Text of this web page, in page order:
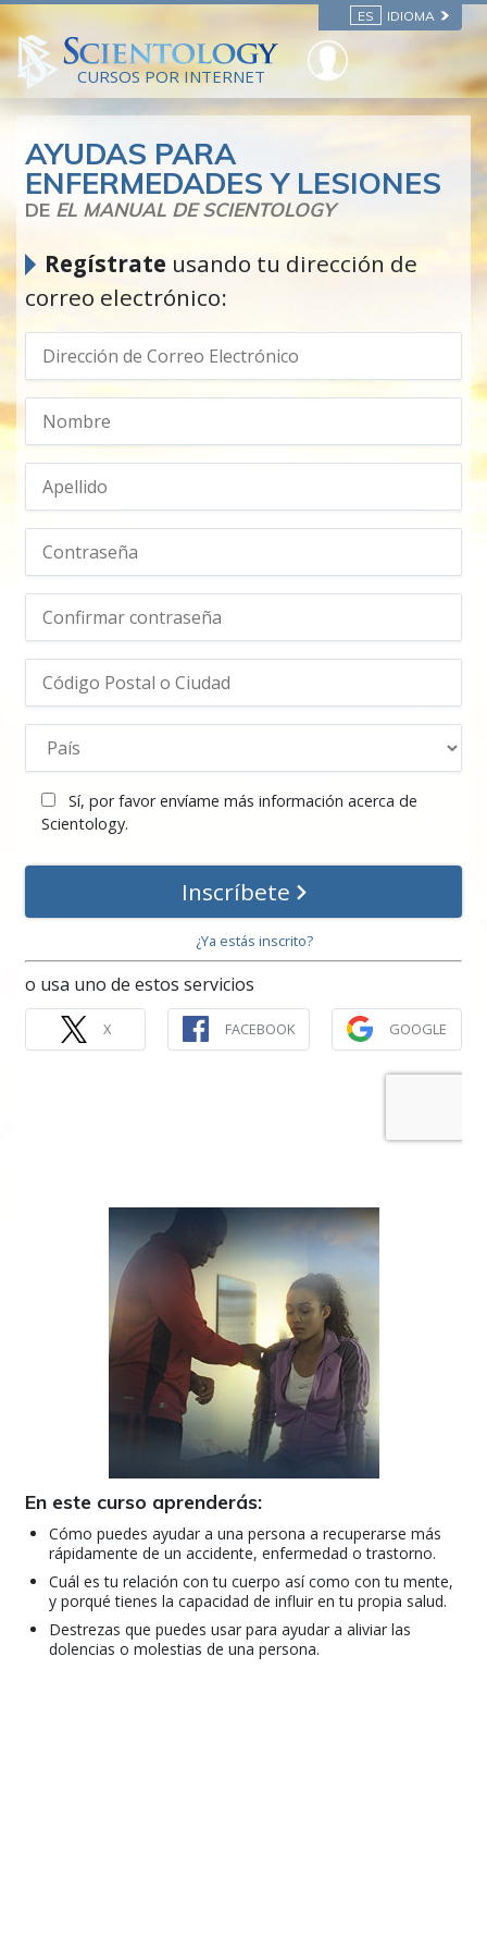
ES IDIOMA
CURSOS POR INTERNET
AYUDAS PARA
ENFERMEDADES Y LESIONES
DE EL MANUAL DE SCIENTOLOGY
Regístrate usando tu dirección de
correo electrónico:
Sí, por favor envíame más información acerca de
Scientology.
Inscríbete
¿Ya estás inscrito?
o usa uno de estos servicios
X FACEBOOK GOOGLE
En este curso aprenderás:
Cómo puedes ayudar a una persona a recuperarse más
rápidamente de un accidente, enfermedad o trastorno.
Cuál es tu relación con tu cuerpo así como con tu mente,
y porqué tienes la capacidad de influir en tu propia salud.
Destrezas que puedes usar para ayudar a aliviar las
dolencias o molestias de una persona.